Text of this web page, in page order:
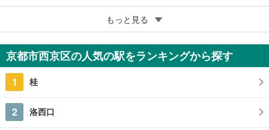
京都市西京区御陵大枝山町5丁目
3,480万円
4SLDK
161.78m2
京都府京都市西京区御陵大枝山町5丁目
もっと見る
京都市西京区の人気の駅をランキングから探す
1 桂
2 洛西口